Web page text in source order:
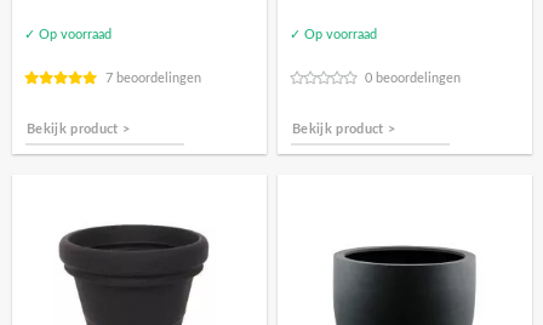
✓ Op voorraad
7 beoordelingen
Bekijk product >
✓ Op voorraad
0 beoordelingen
Bekijk product >